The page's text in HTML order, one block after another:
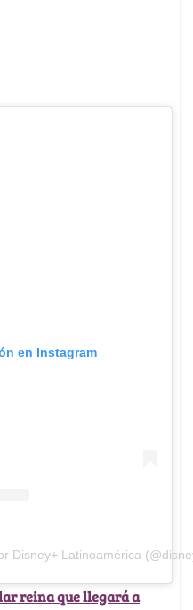
en Instagram
Disney+ Latinoamérica
reina que llegará a